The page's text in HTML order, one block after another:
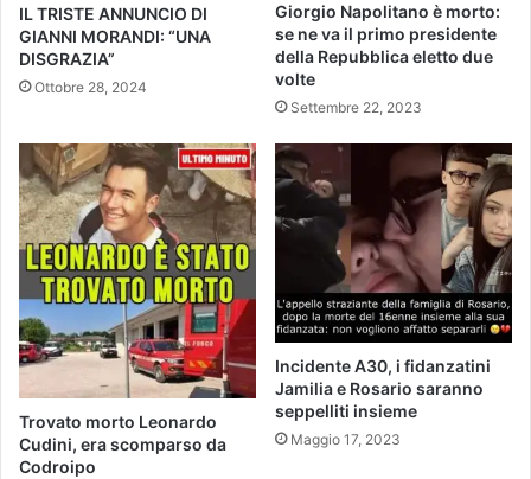
IL TRISTE ANNUNCIO DI
GIANNI MORANDI: “UNA
DISGRAZIA”
Ottobre 28, 2024
Giorgio Napolitano è morto:
se ne va il primo presidente
della Repubblica eletto due
volte
Settembre 22, 2023
Trovato morto Leonardo
Cudini, era scomparso da
Codroipo
Incidente A30, i fidanzatini
Jamilia e Rosario saranno
seppelliti insieme
Maggio 17, 2023